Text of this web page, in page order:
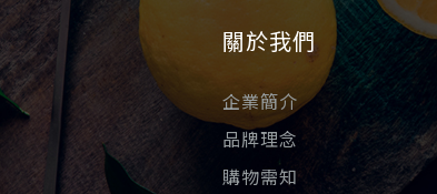
關於我們
企業簡介
品牌理念
購物需知